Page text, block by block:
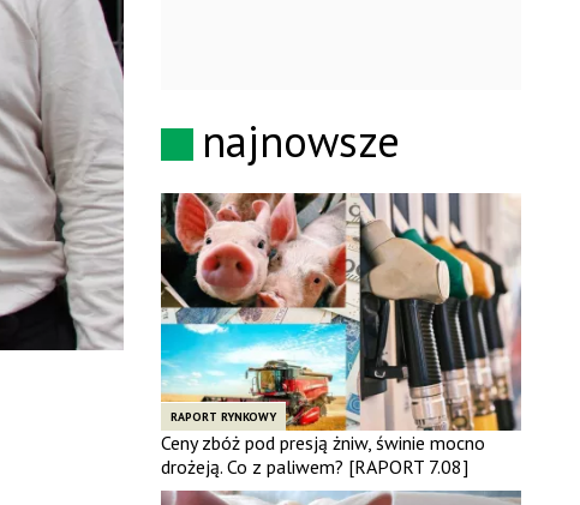
najnowsze
RAPORT RYNKOWY
Ceny zbóż pod presją żniw, świnie mocno
drożeją. Co z paliwem? [RAPORT 7.08]